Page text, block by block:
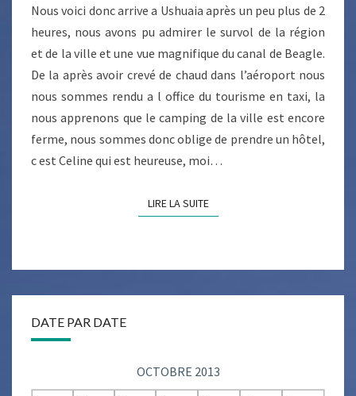
MONDE
Nous voici donc arrive a Ushuaia après un peu plus de 2
heures, nous avons pu admirer le survol de la région
et de la ville et une vue magnifique du canal de Beagle.
De la après avoir crevé de chaud dans l’aéroport nous
nous sommes rendu a l office du tourisme en taxi, la
nous apprenons que le camping de la ville est encore
ferme, nous sommes donc oblige de prendre un hôtel,
c est Celine qui est heureuse, moi…
LIRE LA SUITELIRE LA SUITE
DATE PAR DATE
OCTOBRE 2013